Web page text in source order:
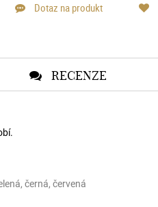
Dotaz na produkt
RECENZE
černá, červená